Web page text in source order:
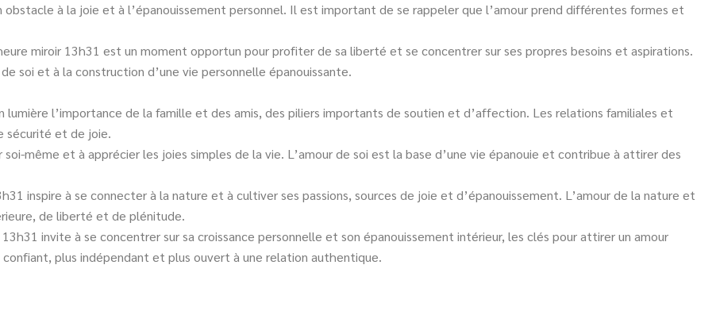
à la joie et à l’épanouissement personnel. Il est important de se rappeler que l’amour prend différentes formes et
miroir 13h31 est un moment opportun pour profiter de sa liberté et se concentrer sur ses propres besoins et aspirations.
soi et à la construction d’une vie personnelle épanouissante.
lumière l’importance de la famille et des amis, des piliers importants de soutien et d’affection. Les relations familiales et
sécurité et de joie.
même et à apprécier les joies simples de la vie. L’amour de soi est la base d’une vie épanouie et contribue à attirer des
inspire à se connecter à la nature et à cultiver ses passions, sources de joie et d’épanouissement. L’amour de la nature et
de liberté et de plénitude.
invite à se concentrer sur sa croissance personnelle et son épanouissement intérieur, les clés pour attirer un amour
plus indépendant et plus ouvert à une relation authentique.